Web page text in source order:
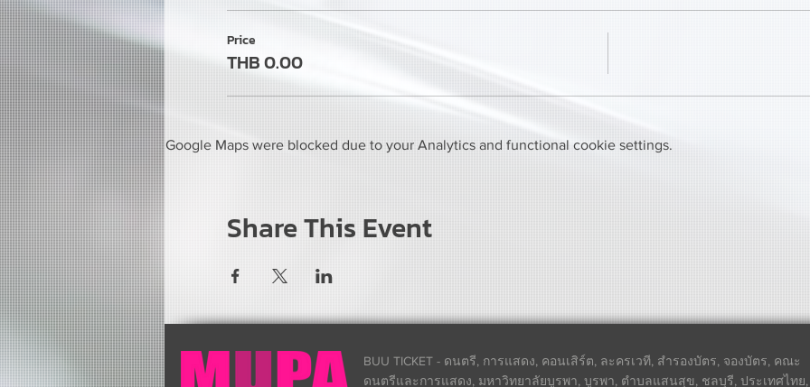
Price
THB 0.00
Google Maps were blocked due to your Analytics and functional cookie settings.
Share This Event
BUU TICKET - ดนตรี, การแสดง, คอนเสิร์ต, ละครเวที, สำรองบัตร, จองบัตร, คณะ
ดนตรีและการแสดง, มหาวิทยาลัยบูรพา, บูรพา, ตำบลแสนสุข, ชลบุรี, ประเทศไทย,